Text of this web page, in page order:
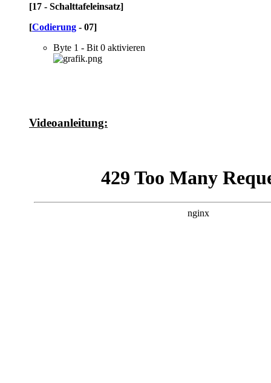
[17 - Schalttafeleinsatz]
[Codierung - 07]
Byte 1 - Bit 0 aktivieren
Videoanleitung: